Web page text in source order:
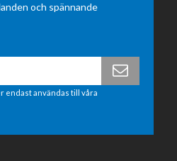
och spännande
endast användas till våra